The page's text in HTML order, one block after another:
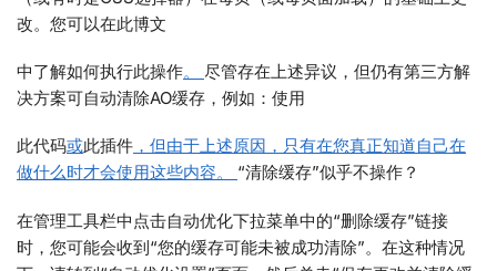
改。您可以在此博文
中了解如何执行此操作。 尽管存在上述异议，但仍有第三方解
决方案可自动清除AO缓存，例如：使用
此代码或此插件 ，但由于上述原因，只有在您真正知道自己在
做什么时才会使用这些内容。 “清除缓存”似乎不操作？
在管理工具栏中点击自动优化下拉菜单中的“删除缓存”链接
时，您可能会收到“您的缓存可能未被成功清除”。在这种情况